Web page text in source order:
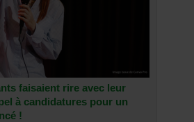
faisaient rire avec leur
à candidatures pour un
!